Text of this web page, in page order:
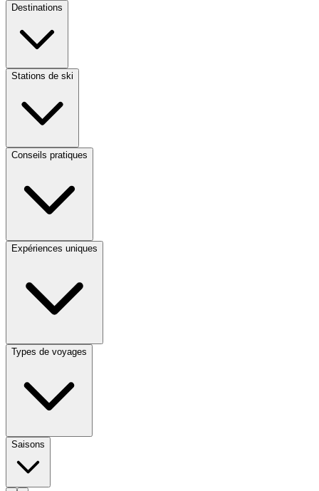
Destinations
Stations de ski
Conseils pratiques
Expériences uniques
Types de voyages
Saisons